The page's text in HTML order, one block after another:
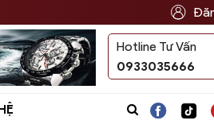
Hotline Tư Vấn
0933035666